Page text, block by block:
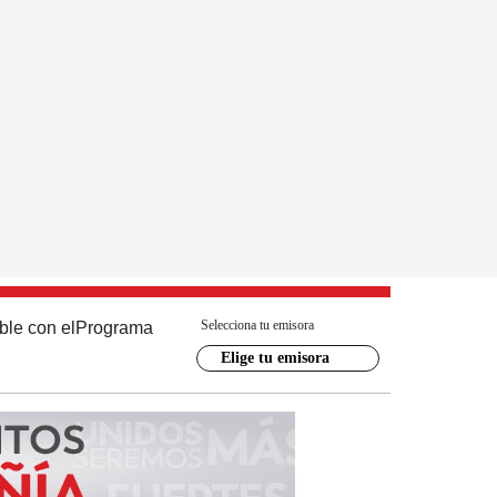
con el Programa Selecciona tu emisora
Elige tu emisora